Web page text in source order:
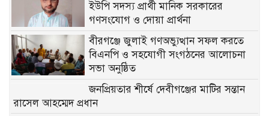
ইউপি সদস্য প্রার্থী মানিক সরকারের
গণসংযোগ ও দোয়া প্রার্থনা
বীরগঞ্জে জুলাই গণঅভ্যুত্থান সফল করতে
বিএনপি ও সহযোগী সংগঠনের আলোচনা
সভা অনুষ্ঠিত
জনপ্রিয়তার শীর্ষে দেবীগঞ্জের মাটির সন্তান
রাসেল আহম্মেদ প্রধান